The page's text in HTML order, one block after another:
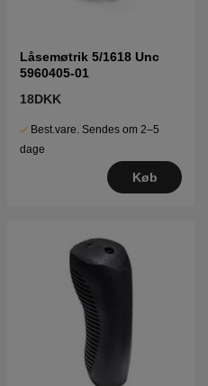
Låsemøtrik 5/1618 Unc
5960405-01
18DKK
Best.vare. Sendes om 2–5
dage
Køb